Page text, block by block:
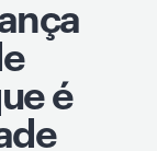
é